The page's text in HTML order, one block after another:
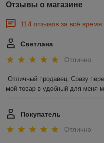
Отзывы о магазине
114 отзывов за всё время
Светлана
Отлично
Отличный продавец. Сразу
мой товар в удобный для меня
Покупатель
Отлично